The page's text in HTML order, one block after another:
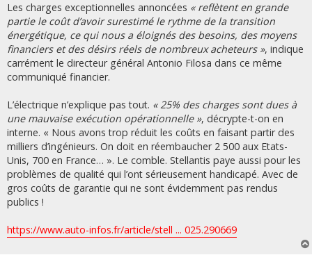
Les charges exceptionnelles annoncées « reflètent en grande
partie le coût d’avoir surestimé le rythme de la transition
énergétique, ce qui nous a éloignés des besoins, des moyens
financiers et des désirs réels de nombreux acheteurs », indique
carrément le directeur général Antonio Filosa dans ce même
communiqué financier.
L’électrique n’explique pas tout. « 25% des charges sont dues à
une mauvaise exécution opérationnelle », décrypte-t-on en
interne. « Nous avons trop réduit les coûts en faisant partir des
milliers d’ingénieurs. On doit en réembaucher 2 500 aux Etats-
Unis, 700 en France… ». Le comble. Stellantis paye aussi pour les
problèmes de qualité qui l’ont sérieusement handicapé. Avec de
gros coûts de garantie qui ne sont évidemment pas rendus
publics !
https://www.auto-infos.fr/article/stell ... 025.290669